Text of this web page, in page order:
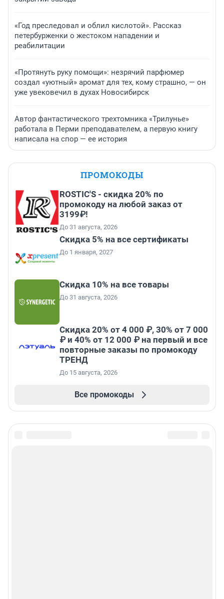
«Год преследовал и облил кислотой». Рассказ
петербурженки о жестоком нападении и
реабилитации
«Протянуть руку помощи»: незрячий парфюмер
создал «уютный» аромат для тех, кому страшно, — он
уже увековечил в духах Новосибирск
Автор фантастического трехтомника «Трилунье»
работала в Перми преподавателем, а первую книгу
написала на спор — ее история
ПРОМОКОДЫ
ROSTIC'S - скидка 20% по
промокоду на любой заказ от
3199₽!
До 31 августа, 2026
Скидка 5% на все сертификаты
До 1 января, 2027
Скидка 10% на все товары
До 31 августа, 2026
Скидка 20% от 4 000 ₽, 30% от 7 000
₽ и 40% от 12 000 ₽ на первый и все
повторные заказы по промокоду
ТРЕНД
До 15 августа, 2026
Все промокоды